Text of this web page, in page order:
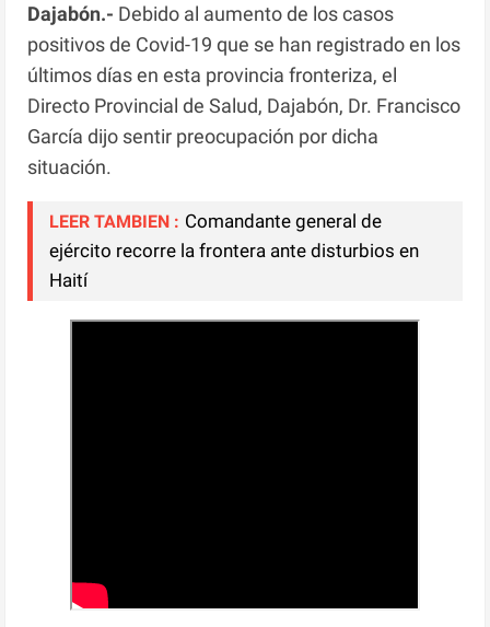
Dajabón.- Debido al aumento de los casos
positivos de Covid-19 que se han registrado en los
últimos días en esta provincia fronteriza, el
Directo Provincial de Salud, Dajabón, Dr. Francisco
García dijo sentir preocupación por dicha
situación.
LEER TAMBIEN : Comandante general de
ejército recorre la frontera ante disturbios en
Haití